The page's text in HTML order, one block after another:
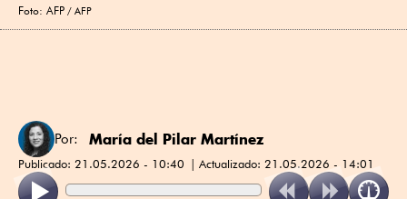
Foto: AFP AFP
Por: María del Pilar Martínez
Publicado: 21.05.2026 - 10:40 Actualizado: 21.05.2026 - 14:01